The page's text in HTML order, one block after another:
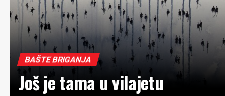
BAŠTE BRIGANJA
Još je tama u vilajetu